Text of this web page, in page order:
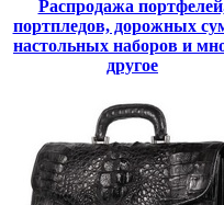
Распродажа
портпледов, дорожных
настольных наборов и
другое